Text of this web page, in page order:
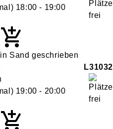
18:00 - 19:00
L31032
19:00 - 20:00